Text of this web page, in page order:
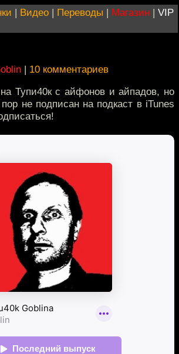
| Видео | Переводы | Магазин | VIP
| 10 комментариев
Тупи40к с айфонов и айпадов, но
не подписан на подкаст в iTunes